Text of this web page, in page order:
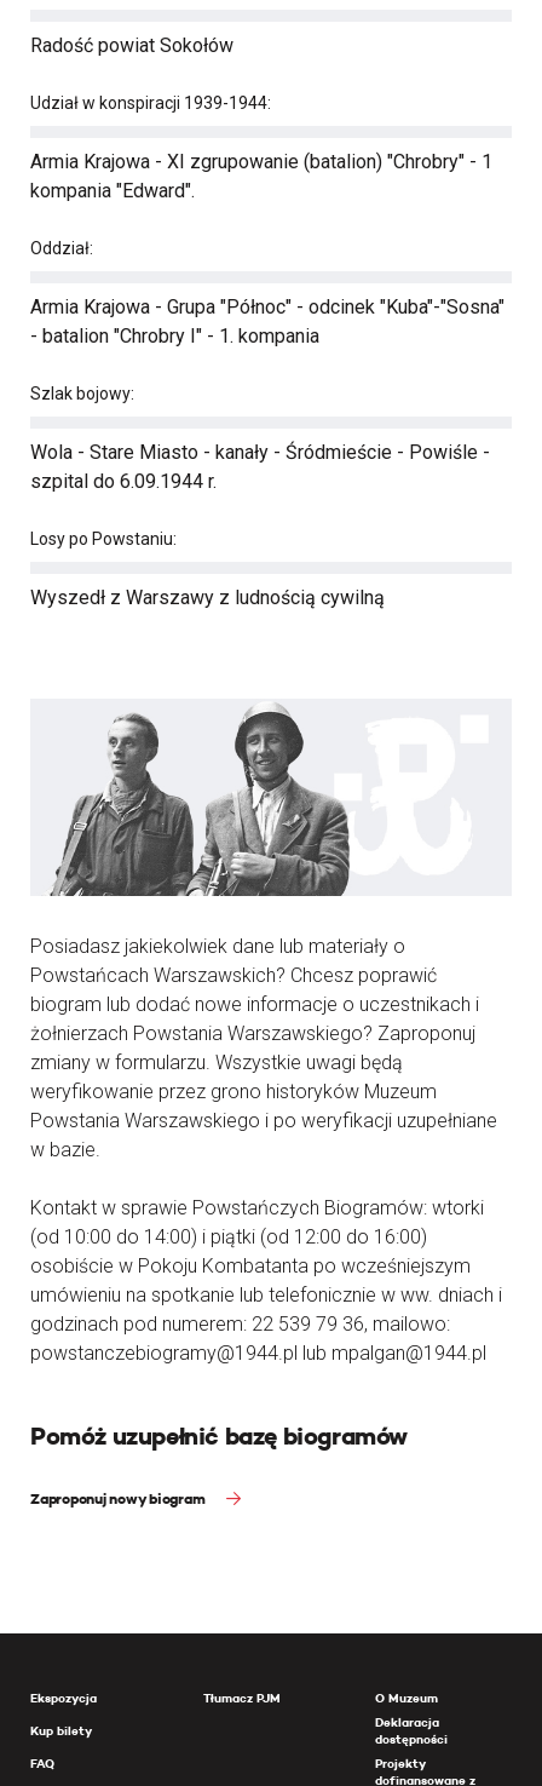
Radość powiat Sokołów
Udział w konspiracji 1939-1944:
Armia Krajowa - XI zgrupowanie (batalion) "Chrobry" - 1
kompania "Edward".
Oddział:
Armia Krajowa - Grupa "Północ" - odcinek "Kuba"-"Sosna"
- batalion "Chrobry I" - 1. kompania
Szlak bojowy:
Wola - Stare Miasto - kanały - Śródmieście - Powiśle -
szpital do 6.09.1944 r.
Losy po Powstaniu:
Wyszedł z Warszawy z ludnością cywilną
Posiadasz jakiekolwiek dane lub materiały o
Powstańcach Warszawskich? Chcesz poprawić
biogram lub dodać nowe informacje o uczestnikach i
żołnierzach Powstania Warszawskiego? Zaproponuj
zmiany w formularzu. Wszystkie uwagi będą
weryfikowanie przez grono historyków Muzeum
Powstania Warszawskiego i po weryfikacji uzupełniane
w bazie.
Kontakt w sprawie Powstańczych Biogramów: wtorki
(od 10:00 do 14:00) i piątki (od 12:00 do 16:00)
osobiście w Pokoju Kombatanta po wcześniejszym
umówieniu na spotkanie lub telefonicznie w ww. dniach i
godzinach pod numerem: 22 539 79 36, mailowo:
powstanczebiogramy@1944.pl lub mpalgan@1944.pl
Pomóż uzupełnić bazę biogramów
Zaproponuj nowy biogram
Ekspozycja
Kup bilety
FAQ
Tłumacz PJM
O Muzeum
Deklaracja
dostępności
Projekty
dofinansowane z